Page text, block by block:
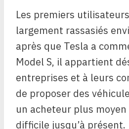
Les premiers
largement rassasiés
après que Tesla a
Model S, il appartient
entreprises et à leurs
de proposer des
un acheteur plus
difficile jusqu’à présent.